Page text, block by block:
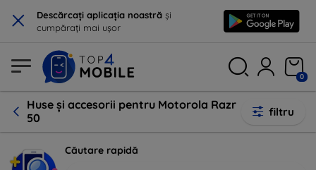
× Descărcați aplicația noastră și
cumpărați mai ușor
0
Huse și accesorii pentru Motorola Razr
50
filtru
Căutare rapidă